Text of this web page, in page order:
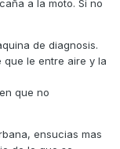
a la moto. Si no
de diagnosis.
le entre aire y la
que no
ensucias mas